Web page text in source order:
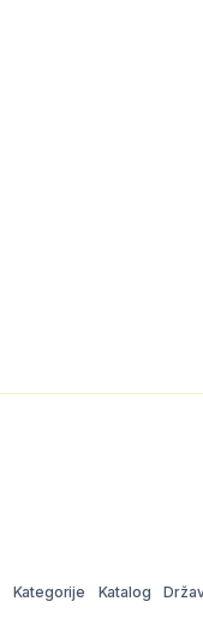
Kategorije Katalog